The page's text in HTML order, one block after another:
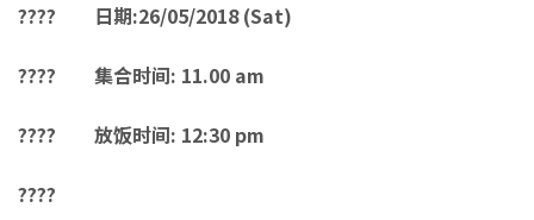
???? 日期:26/05/2018 (Sat)
???? 集合时间: 11.00 am
???? 放饭时间: 12:30 pm
????